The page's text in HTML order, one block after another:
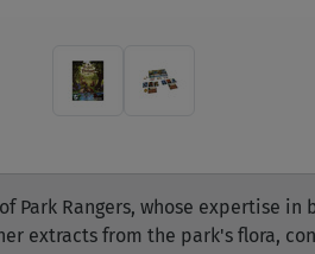
Park Rangers, whose expertise
extracts from the park's flora,